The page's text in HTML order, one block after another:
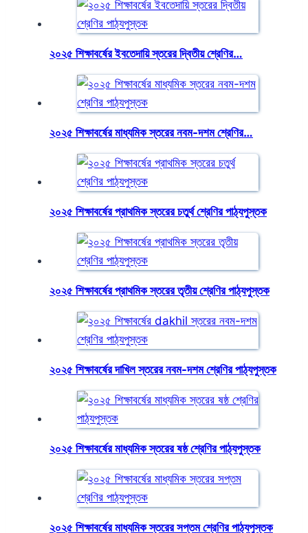
২০২৫ শিক্ষাবর্ষের ইবতেদায়ি স্তরের দ্বিতীয় শ্রেণির…
২০২৫ শিক্ষাবর্ষের মাধ্যমিক স্তরের নবম-দশম শ্রেণির…
২০২৫ শিক্ষাবর্ষের প্রাথমিক স্তরের চতুর্থ শ্রেণির পাঠ্যপুস্তক
২০২৫ শিক্ষাবর্ষের প্রাথমিক স্তরের তৃতীয় শ্রেণির পাঠ্যপুস্তক
২০২৫ শিক্ষাবর্ষের দাখিল স্তরের নবম-দশম শ্রেণির পাঠ্যপুস্তক
২০২৫ শিক্ষাবর্ষের মাধ্যমিক স্তরের ষষ্ঠ শ্রেণির পাঠ্যপুস্তক
২০২৫ শিক্ষাবর্ষের মাধ্যমিক স্তরের সপ্তম শ্রেণির পাঠ্যপুস্তক